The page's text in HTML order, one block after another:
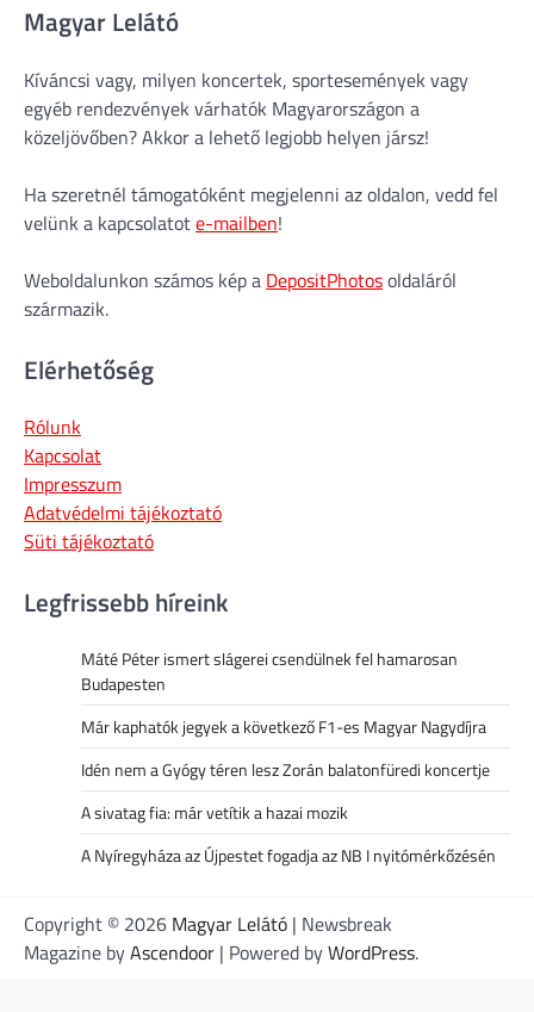
Magyar Lelátó
Kíváncsi vagy, milyen koncertek, sportesemények vagy
egyéb rendezvények várhatók Magyarországon a
közeljövőben? Akkor a lehető legjobb helyen jársz!
Ha szeretnél támogatóként megjelenni az oldalon, vedd fel
velünk a kapcsolatote-mailben!
Weboldalunkon számos kép a DepositPhotosoldaláról
származik.
Elérhetőség
Rólunk
Kapcsolat
Impresszum
Adatvédelmi tájékoztató
Süti tájékoztató
Legfrissebb híreink
Máté Péter ismert slágerei csendülnek fel hamarosan
Budapesten
Már kaphatók jegyek a következő F1-es Magyar Nagydíjra
Idén nem a Gyógy téren lesz Zorán balatonfüredi koncertje
A sivatag fia: már vetítik a hazai mozik
A Nyíregyháza az Újpestet fogadja az NB I nyitómérkőzésén
Copyright © 2026 Magyar Lelátó | Newsbreak
Magazine byAscendoor | Powered byWordPress.